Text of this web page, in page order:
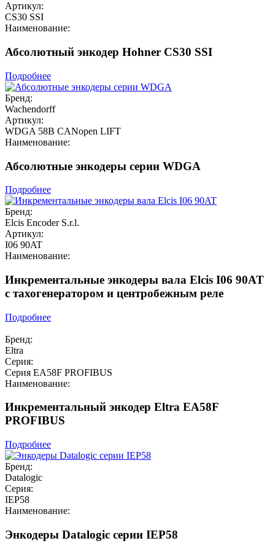
Артикул:
CS30 SSI
Наименование:
Абсолютный энкодер Hohner CS30 SSI
Подробнее
Бренд:
Wachendorff
Артикул:
WDGA 58B CANopen LIFT
Наименование:
Абсолютные энкодеры серии WDGA
Подробнее
Бренд:
Elcis Encoder S.r.l.
Артикул:
I06 90AT
Наименование:
Инкрементальные энкодеры вала Elcis I06 90AT
с тахогенератором и центробежным реле
Подробнее
Бренд:
Eltra
Серия:
Серия EA58F PROFIBUS
Наименование:
Инкрементальный энкодер Eltra EA58F
PROFIBUS
Подробнее
Бренд:
Datalogic
Серия:
IEP58
Наименование:
Энкодеры Datalogic серии IEP58